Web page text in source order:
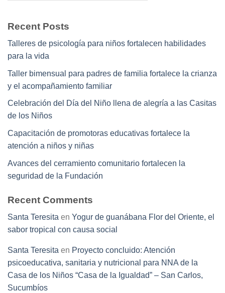
Recent Posts
Talleres de psicología para niños fortalecen habilidades
para la vida
Taller bimensual para padres de familia fortalece la crianza
y el acompañamiento familiar
Celebración del Día del Niño llena de alegría a las Casitas
de los Niños
Capacitación de promotoras educativas fortalece la
atención a niños y niñas
Avances del cerramiento comunitario fortalecen la
seguridad de la Fundación
Recent Comments
Santa Teresita en Yogur de guanábana Flor del Oriente, el
sabor tropical con causa social
Santa Teresita en Proyecto concluido: Atención
psicoeducativa, sanitaria y nutricional para NNA de la
Casa de los Niños “Casa de la Igualdad” – San Carlos,
Sucumbíos